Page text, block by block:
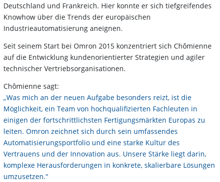
Deutschland und Frankreich. Hier konnte er sich tiefgreifendes
Knowhow über die Trends der europäischen
Industrieautomatisierung aneignen.
Seit seinem Start bei Omron 2015 konzentriert sich Chômienne
auf die Entwicklung kundenorientierter Strategien und agiler
technischer Vertriebsorganisationen.
Chômienne sagt:
„Was mich an der neuen Aufgabe besonders reizt, ist die
Möglichkeit, ein Team von hochqualifizierten Fachleuten in
einigen der fortschrittlichsten Fertigungsmärkten Europas zu
leiten. Omron zeichnet sich durch sein umfassendes
Automatisierungsportfolio und eine starke Kultur des
Vertrauens und der Innovation aus. Unsere Stärke liegt darin,
komplexe Herausforderungen in konkrete, skalierbare Lösungen
umzusetzen.“